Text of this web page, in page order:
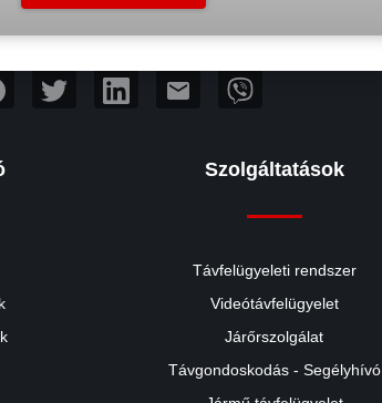
mail
Szolgáltatások
Távfelügyeleti rendszer
Videótávfelügyelet
Járőrszolgálat
Távgondoskodás - Segélyhívó